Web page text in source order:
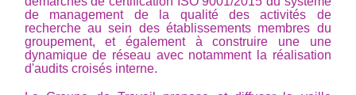
de management de la qualité des activités de
recherche au sein des établissements membres du
groupement, et également à construire une une
dynamique de réseau avec notamment la réalisation
d'audits croisés interne.